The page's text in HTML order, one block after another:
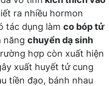
ra nhiều hormon
tác dụng làm co bóp tử
năng chuyển dạ sinh
hợp còn xuất hiện
xuất huyết tử cung
tiền đạo, bánh nhau